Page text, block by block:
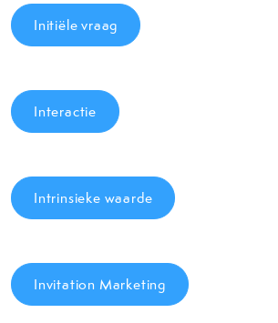
Initiële vraag
Interactie
Intrinsieke waarde
Invitation Marketing